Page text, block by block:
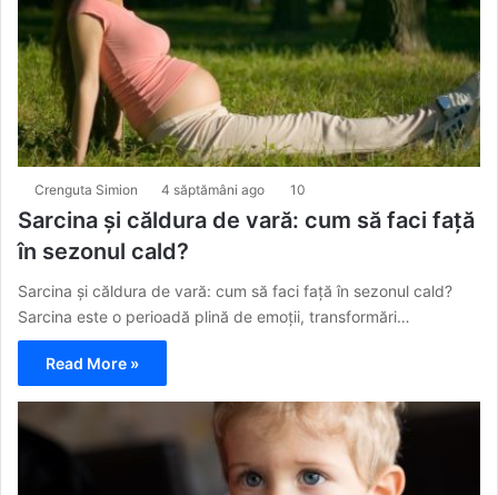
Crenguta Simion 4 săptămâni ago 10
Sarcina și căldura de vară: cum să faci față
în sezonul cald?
Sarcina și căldura de vară: cum să faci față în sezonul cald?
Sarcina este o perioadă plină de emoții, transformări…
Read More »